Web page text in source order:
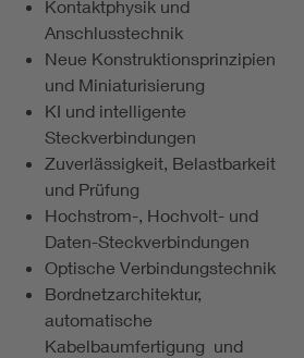
Kontaktphysik und
Anschlusstechnik
Neue Konstruktionsprinzipien
und Miniaturisierung
KI und intelligente
Steckverbindungen
Zuverlässigkeit, Belastbarkeit
und Prüfung
Hochstrom-, Hochvolt- und
Daten-Steckverbindungen
Optische Verbindungstechnik
Bordnetzarchitektur,
automatische
Kabelbaumfertigung und